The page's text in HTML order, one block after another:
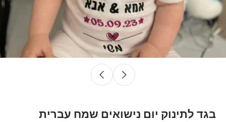
בגד לתינוק יום נישואים שמח עברית